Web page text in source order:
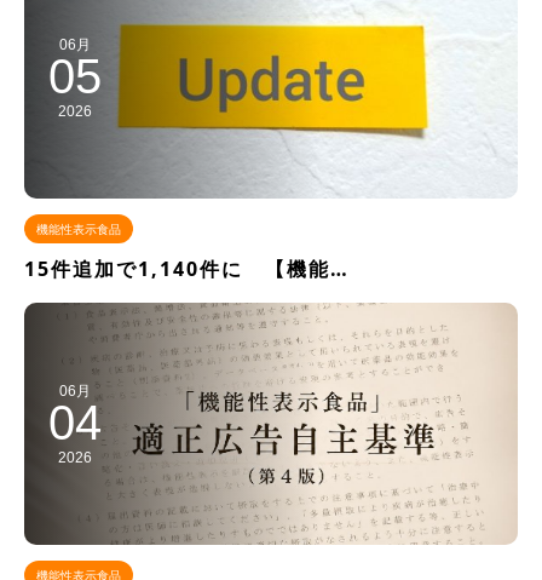
06月
05
2026
機能性表示食品
15件追加で1,140件に 【機能…
06月
04
2026
機能性表示食品